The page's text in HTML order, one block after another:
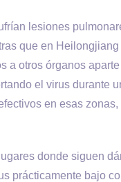
lesiones
que en
a otros órganos
el virus durante
en esas
donde siguen
prácticamente bajo